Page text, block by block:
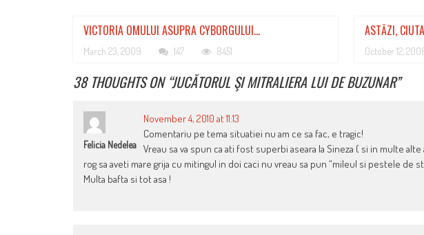
VICTORIA OMULUI ASUPRA CYBORGULUI…
March 23, 2009 147 8451
ASTĂZI,
October 12,
38 THOUGHTS ON “JUCĂTORUL ŞI MITRALIERA LUI DE BUZUNAR”
Felicia Nedelea
November 4, 2010 at 11:13
Comentariu pe tema situatiei nu am ce sa fac, e tragic!
Vreau sa va spun ca ati fost superbi aseara la Sineza ( si in multe
rog sa aveti mare grija cu mitingul in doi caci nu vreau sa pun “mileul si pestele de
Multa bafta si tot asa !